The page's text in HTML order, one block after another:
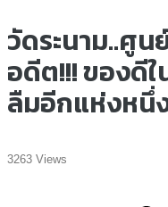
วัดระนาม..ศู
อดีต!!! ของดี
ลืมอีกแห่งหนึ่
3263 Views